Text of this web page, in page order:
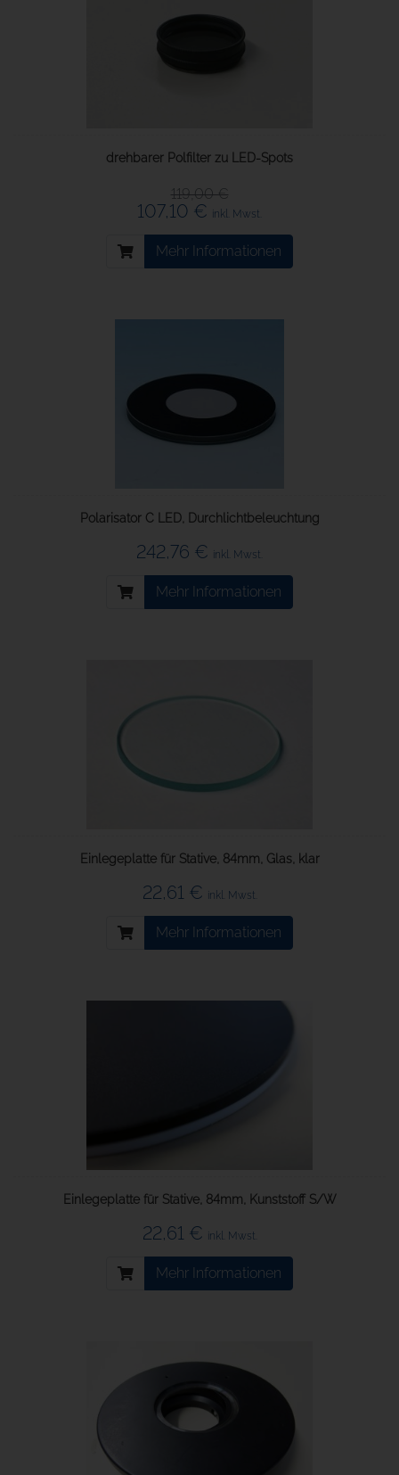
drehbarer Polfilter zu LED-Spots
119,00 €
107,10 € inkl. Mwst.
Mehr Informationen
Polarisator C LED, Durchlichtbeleuchtung
242,76 € inkl. Mwst.
Mehr Informationen
Einlegeplatte für Stative, 84mm, Glas, klar
22,61 € inkl. Mwst.
Mehr Informationen
Einlegeplatte für Stative, 84mm, Kunststoff S/W
22,61 € inkl. Mwst.
Mehr Informationen